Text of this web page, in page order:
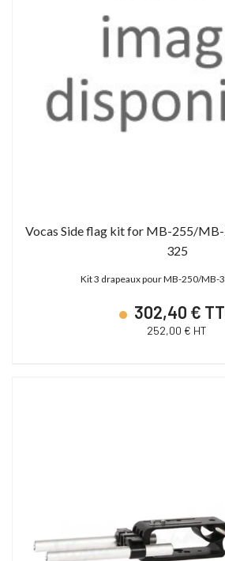
Vocas Side flag kit for MB-255/
325
Kit 3 drapeaux pour MB-250/MB-
302,40 €
252,00 € HT